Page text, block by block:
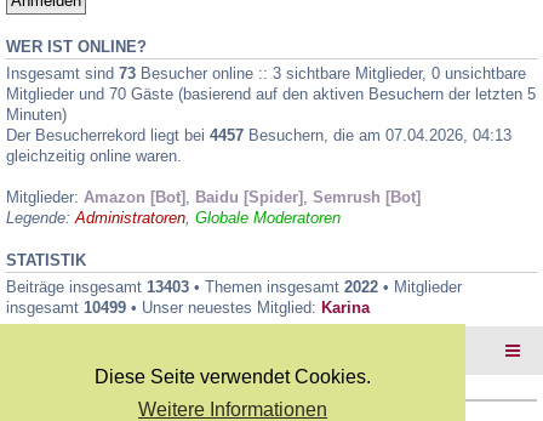
Diese Seite verwendet Cookies.
Weitere Informationen
WER IST ONLINE?
Insgesamt sind 73 Besucher online :: 3 sichtbare Mitglieder, 0 unsichtbare
Mitglieder und 70 Gäste (basierend auf den aktiven Besuchern der letzten 5
Minuten)
Der Besucherrekord liegt bei 4457 Besuchern, die am 07.04.2026, 04:13
gleichzeitig online waren.
Mitglieder: Amazon [Bot] , Baidu [Spider] , Semrush [Bot]
Legende:Administratoren, Globale Moderatoren
STATISTIK
Beiträge insgesamt 13403 • Themen insgesamt 2022 • Mitglieder
insgesamt 10499 • Unser neuestes Mitglied: Karina